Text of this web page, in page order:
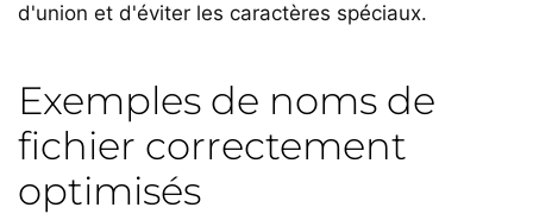
d'union et d'éviter les caractères spéciaux.
Exemples de noms de
fichier correctement
optimisés